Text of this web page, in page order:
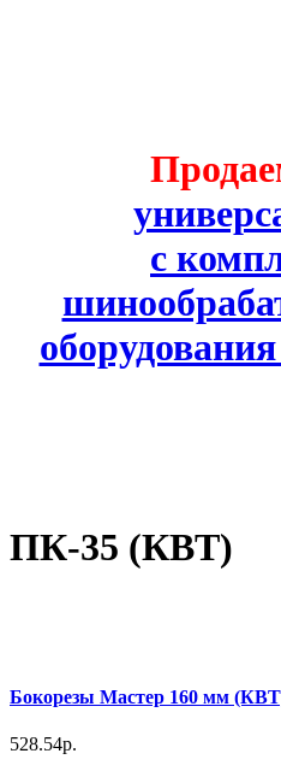
с
ПК-35 (КВТ)
Бокорезы Мастер 160 мм
528.54р.